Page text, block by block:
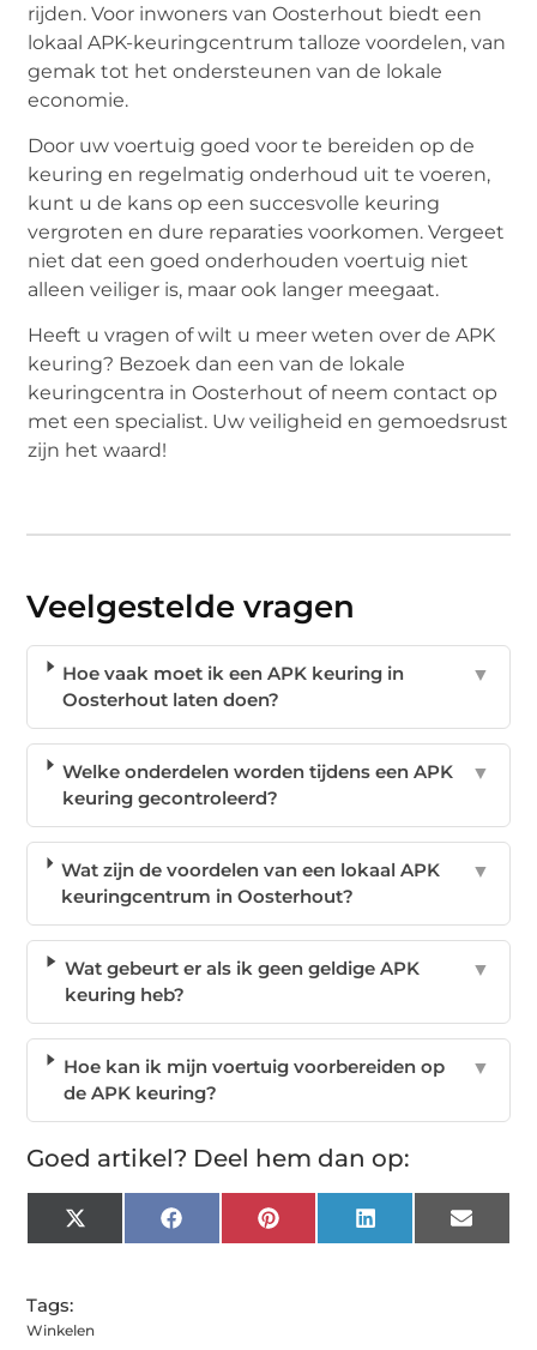
rijden. Voor inwoners van Oosterhout biedt een
lokaal APK-keuringcentrum talloze voordelen, van
gemak tot het ondersteunen van de lokale
economie.
Door uw voertuig goed voor te bereiden op de
keuring en regelmatig onderhoud uit te voeren,
kunt u de kans op een succesvolle keuring
vergroten en dure reparaties voorkomen. Vergeet
niet dat een goed onderhouden voertuig niet
alleen veiliger is, maar ook langer meegaat.
Heeft u vragen of wilt u meer weten over de APK
keuring? Bezoek dan een van de lokale
keuringcentra in Oosterhout of neem contact op
met een specialist. Uw veiligheid en gemoedsrust
zijn het waard!
Veelgestelde vragen
Hoe vaak moet ik een APK keuring in
Oosterhout laten doen?
▼
Welke onderdelen worden tijdens een APK
keuring gecontroleerd?
▼
Wat zijn de voordelen van een lokaal APK
keuringcentrum in Oosterhout?
▼
Wat gebeurt er als ik geen geldige APK
keuring heb?
▼
Hoe kan ik mijn voertuig voorbereiden op
de APK keuring?
▼
Goed artikel? Deel hem dan op:
X
(Twitter)
FacebookPinterest LinkedIn Email
Tags:
Winkelen